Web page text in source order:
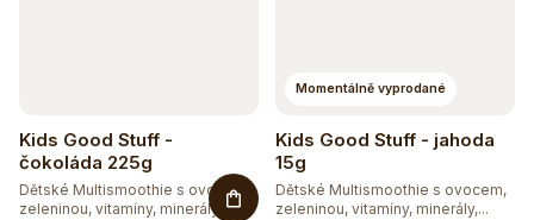
Kids Good Stuff -
čokoláda 225g
Dětské Multismoothie s ovocem,
zeleninou, vitamíny, minerály,...
Momentálně vyprodané
Kids Good Stuff - jahoda
15g
Dětské Multismoothie s ovocem,
zeleninou, vitamíny, minerály,...